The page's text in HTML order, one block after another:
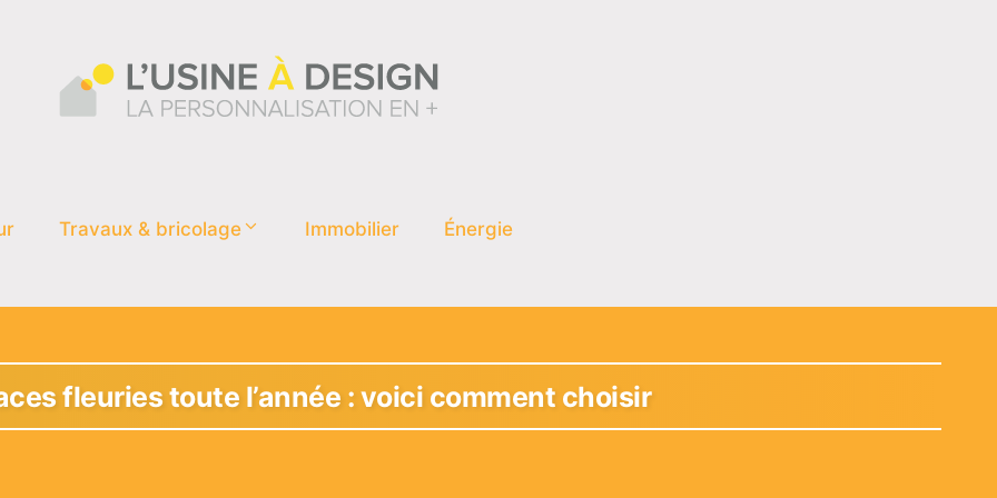
Travaux & bricolage Immobilier Énergie
fleuries toute l’année : voici comment choisir